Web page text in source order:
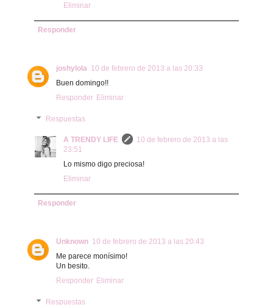
Eliminar
Responder
joshylola 10 de febrero de 2013 a las 20:33
Buen domingo!!
Responder Eliminar
Respuestas
A TRENDY LIFE
10 de febrero de 2013 a las
23:51
Lo mismo digo preciosa!
Eliminar
Responder
Unknown 10 de febrero de 2013 a las 20:43
Me parece monísimo!
Un besito.
Responder Eliminar
Respuestas